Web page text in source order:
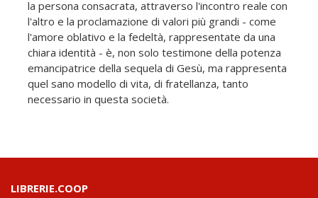
la persona consacrata, attraverso l'incontro reale con
l'altro e la proclamazione di valori più grandi - come
l'amore oblativo e la fedeltà, rappresentate da una
chiara identità - è, non solo testimone della potenza
emancipatrice della sequela di Gesù, ma rappresenta
quel sano modello di vita, di fratellanza, tanto
necessario in questa società.
LIBRERIE.COOP